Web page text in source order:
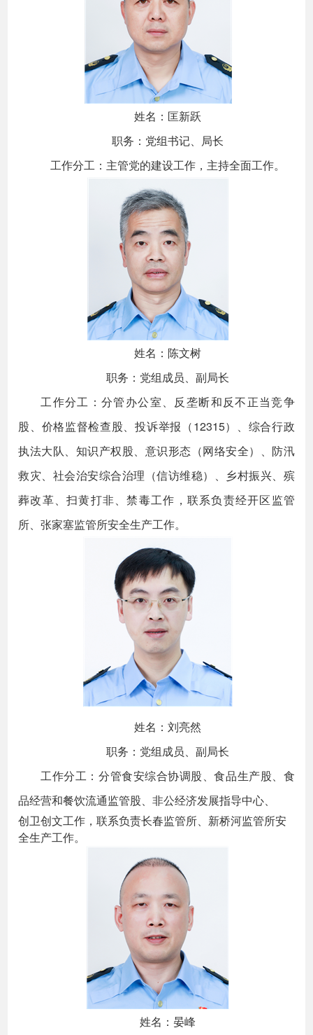
姓名：匡新跃
职务：党组书记、局长
工作分工：主管党的建设工作，主持全面工作。
姓名：陈文树
职务：党组成员、副局长
工作分工：分管办公室、反垄断和反不正当竞争
股、价格监督检查股、投诉举报（12315）、综合行政
执法大队、知识产权股、意识形态（网络安全）、防汛
救灾、社会治安综合治理（信访维稳）、乡村振兴、殡
葬改革、扫黄打非、禁毒工作，联系负责经开区监管
所、张家塞监管所安全生产工作。
姓名：刘亮然
职务：党组成员、副局长
工作分工：分管食安综合协调股、食品生产股、食
品经营和餐饮流通监管股、非公经济发展指导中心、
创卫创文工作，联系负责长春监管所、新桥河监管所安
全生产工作。
姓名：晏峰